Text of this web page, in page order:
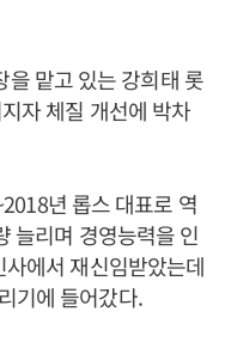
맡고 있는 강희태 롯
자 체질 개선에 박차
년 롭스 대표로 역
늘리며 경영능력을 인
에서 재신임받았는데
기에 들어갔다.